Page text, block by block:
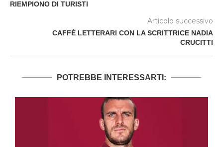
RIEMPIONO DI TURISTI
Articolo successivo
CAFFÈ LETTERARI CON LA SCRITTRICE NADIA
CRUCITTI
POTREBBE INTERESSARTI: